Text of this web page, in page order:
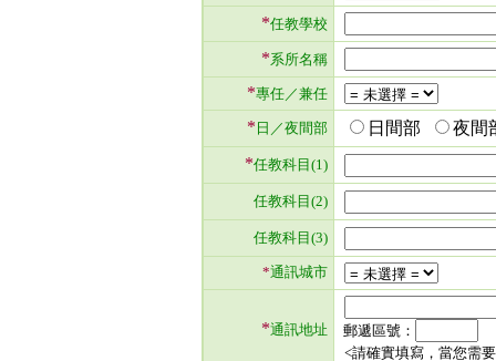
*任教學校
*系所名稱
*專任／兼任
* 日／夜間部 日間部
夜
*任教科目(1)
任教科目(2)
任教科目(3)
*通訊城市
*通訊地址
郵遞區號：
<請確實填寫，當您需